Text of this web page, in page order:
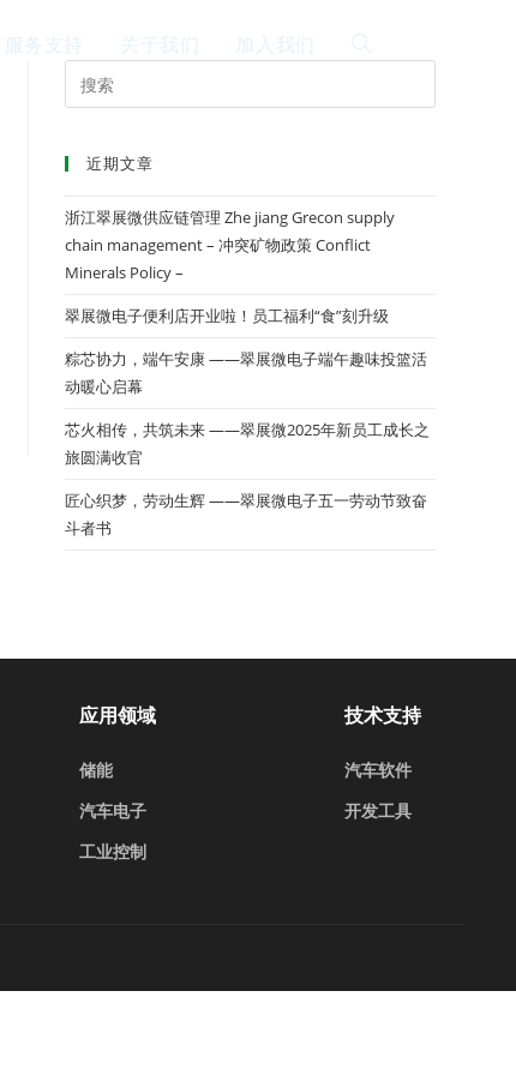
服务支持 关于我们 加入我们
近期文章
浙江翠展微供应链管理 Zhe jiang Grecon supply
chain management – 冲突矿物政策 Conflict
Minerals Policy –
翠展微电子便利店开业啦！员工福利“食”刻升级
粽芯协力，端午安康 ——翠展微电子端午趣味投篮活
动暖心启幕
芯火相传，共筑未来 ——翠展微2025年新员工成长之
旅圆满收官
匠心织梦，劳动生辉 ——翠展微电子五一劳动节致奋
斗者书
应用领域
储能
汽车电子
工业控制
技术支持
汽车软件
开发工具